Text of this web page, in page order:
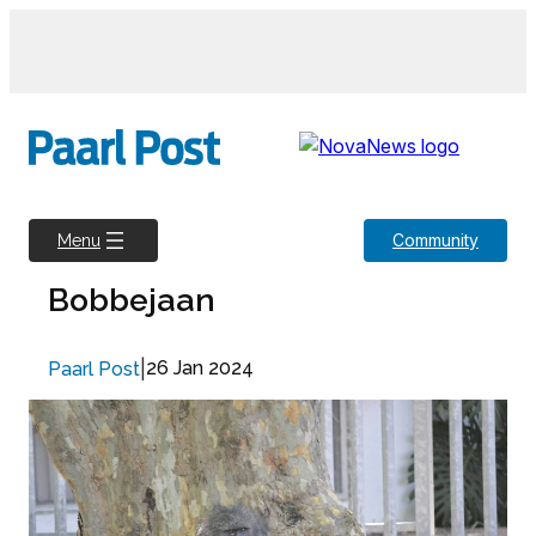
Menu Community
Bobbejaan
Paarl Post 26 Jan 2024